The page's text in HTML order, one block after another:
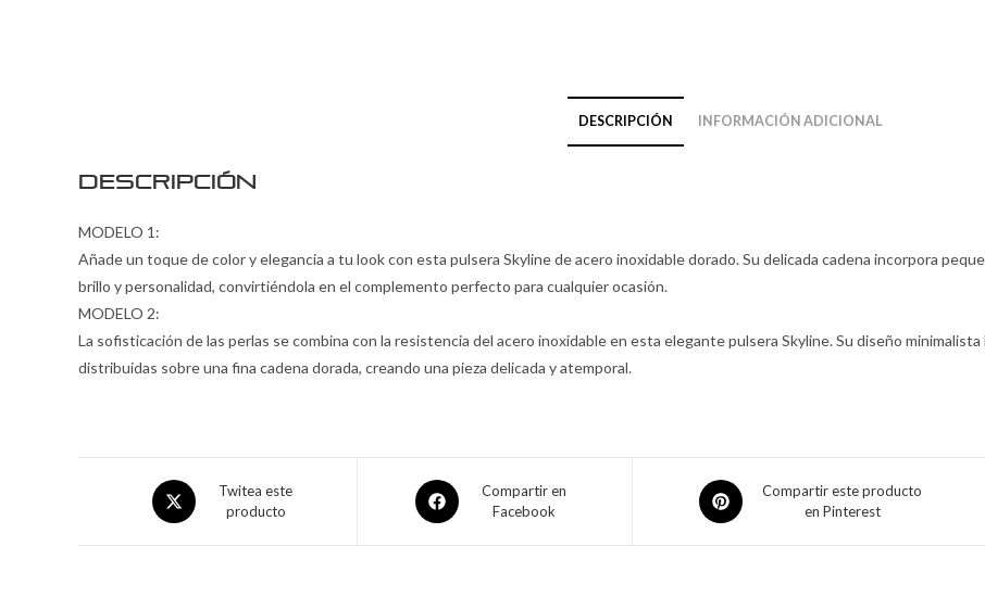
DESCRIPCIÓN INFORMACIÓN ADICIONAL
Descripción
MODELO 1:
Añade un toque de color y elegancia a tu look con esta pulsera Skyline de acero inoxidable dorado. Su delicada cadena incorpora
brillo y personalidad, convirtiéndola en el complemento perfecto para cualquier ocasión.
MODELO 2:
La sofisticación de las perlas se combina con la resistencia del acero inoxidable en esta elegante pulsera Skyline. Su diseño
distribuidas sobre una fina cadena dorada, creando una pieza delicada y atemporal.
Twitea este
producto
Compartir en
Facebook
Compartir este producto
en Pinterest